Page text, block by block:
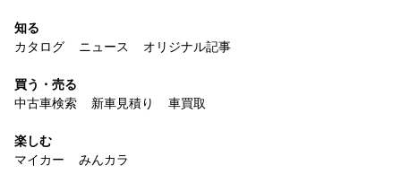
知る
カタログ
ニュース オリジナル記事
買う・売る
中古車検索
新車見積り 車買取
楽しむ
マイカー
みんカラ